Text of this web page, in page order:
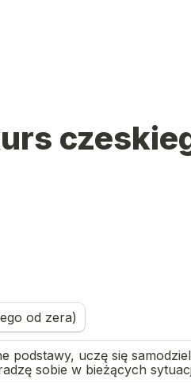
od zera)
podstawy, uczę się
sobie w bieżących